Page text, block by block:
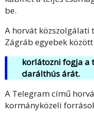
be.
A horvát közszolgálati
Zágráb egyebek között
korlátozni fogja a
darálthús árát.
A Telegram című
kormányközeli